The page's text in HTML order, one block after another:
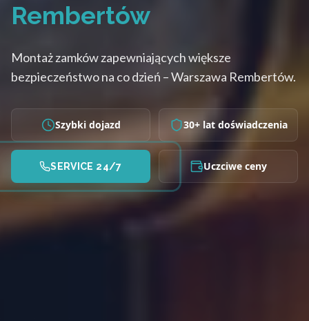
Rembertów
Montaż zamków zapewniających większe
bezpieczeństwo na co dzień – Warszawa Rembertów.
Szybki dojazd 30+ lat doświadczenia
SERVICE 24/7 Uczciwe ceny